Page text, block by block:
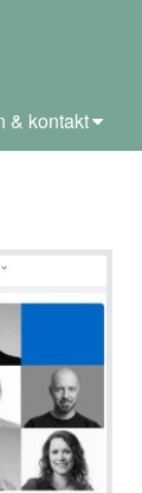
& kontakt